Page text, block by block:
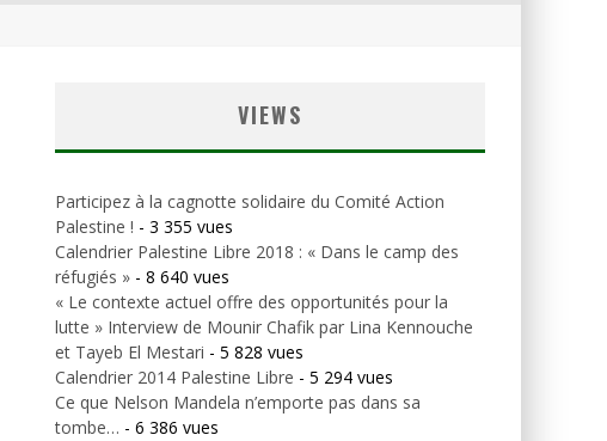
VIEWS
Participez à la cagnotte solidaire du Comité Action
Palestine ! - 3 355 vues
Calendrier Palestine Libre 2018 : « Dans le camp des
réfugiés » - 8 640 vues
« Le contexte actuel offre des opportunités pour la
lutte » Interview de Mounir Chafik par Lina Kennouche
et Tayeb El Mestari - 5 828 vues
Calendrier 2014 Palestine Libre - 5 294 vues
Ce que Nelson Mandela n’emporte pas dans sa
tombe… - 6 386 vues